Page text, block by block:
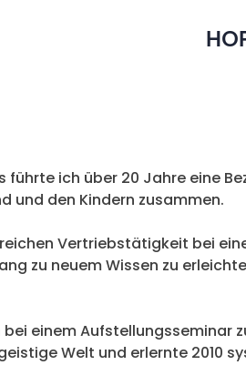
führte ich über 20 Jahre eine
und den Kindern zusammen.
Vertriebstätigkeit bei
zu neuem Wissen zu
einem Aufstellungsseminar
Welt und erlernte 2010